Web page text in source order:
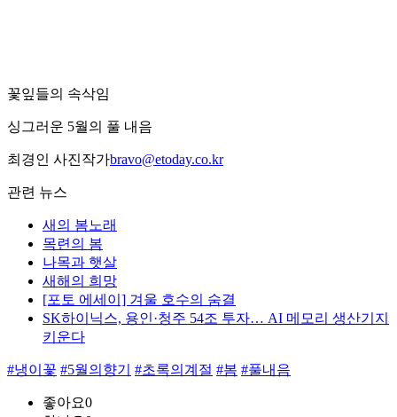
꽃잎들의 속삭임
싱그러운 5월의 풀 내음
최경인 사진작가bravo@etoday.co.kr
관련 뉴스
새의 봄노래
목련의 봄
나목과 햇살
새해의 희망
[포토 에세이] 겨울 호수의 숨결
SK하이닉스, 용인·청주 54조 투자… AI 메모리 생산기지
키운다
#냉이꽃 #5월의향기 #초록의계절 #봄 #풀내음
좋아요0